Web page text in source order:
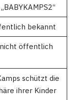
bekannt
öffentlich
schützt die
ihrer Kinder